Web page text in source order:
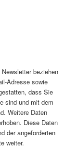
beziehen
Adresse sowie
dass Sie
sind und mit dem
Weitere Daten
Diese Daten
der angeforderten
weiter.